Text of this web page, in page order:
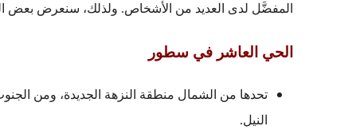
المفضَّل لدى العديد من الأشخاص. ولذلك، سنعرض بعض
الحي العاشر في سطور
تحدها من الشمال منطقة النزهة الجديدة، ومن
النيل.